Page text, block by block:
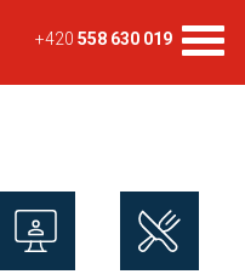
+420 558 630 019